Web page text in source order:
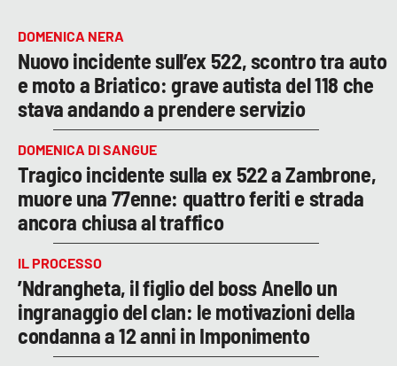
DOMENICA NERA
Nuovo incidente sull’ex 522, scontro tra auto
e moto a Briatico: grave autista del 118 che
stava andando a prendere servizio
DOMENICA DI SANGUE
Tragico incidente sulla ex 522 a Zambrone,
muore una 77enne: quattro feriti e strada
ancora chiusa al traffico
IL PROCESSO
’Ndrangheta, il figlio del boss Anello un
ingranaggio del clan: le motivazioni della
condanna a 12 anni in Imponimento